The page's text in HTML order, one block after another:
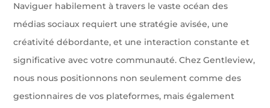
Naviguer habilement à travers le vaste océan des
médias sociaux requiert une stratégie avisée, une
créativité débordante, et une interaction constante et
significative avec votre communauté. Chez Gentleview,
nous nous positionnons non seulement comme des
gestionnaires de vos plateformes, mais également